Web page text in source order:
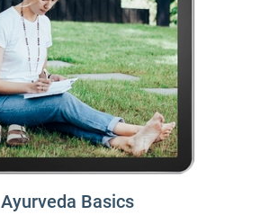
Ayurveda Basics